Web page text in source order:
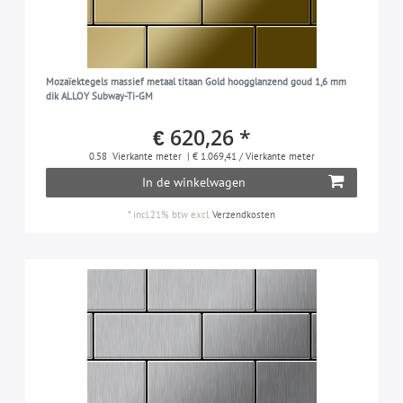
Mozaïektegels massief metaal titaan Gold hoogglanzend goud 1,6 mm
dik ALLOY Subway-Ti-GM
€ 620,26 *
0.58 Vierkante meter | € 1.069,41 / Vierkante meter
In de winkelwagen
* incl.21% btw excl.Verzendkosten